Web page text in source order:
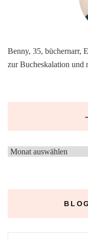
Benny, 35, büchernarr,
zur Bucheskalation und
–